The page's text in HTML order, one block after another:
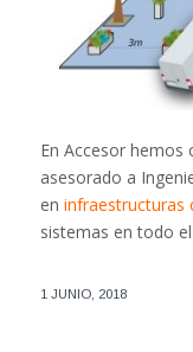
En Accesor hemos
asesorado a
en infraestructuras
sistemas en todo
1 JUNIO, 2018